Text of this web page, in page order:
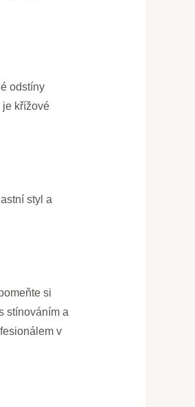
odstíny
je křížové
styl a
si
stínováním a
v